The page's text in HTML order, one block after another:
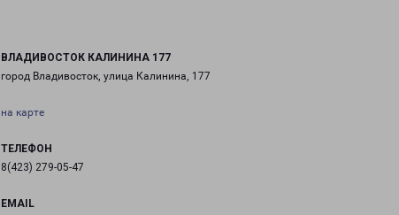
ВЛАДИВОСТОК КАЛИНИНА 177
город Владивосток, улица Калинина, 177
на карте
ТЕЛЕФОН
8(423) 279-05-47
EMAIL